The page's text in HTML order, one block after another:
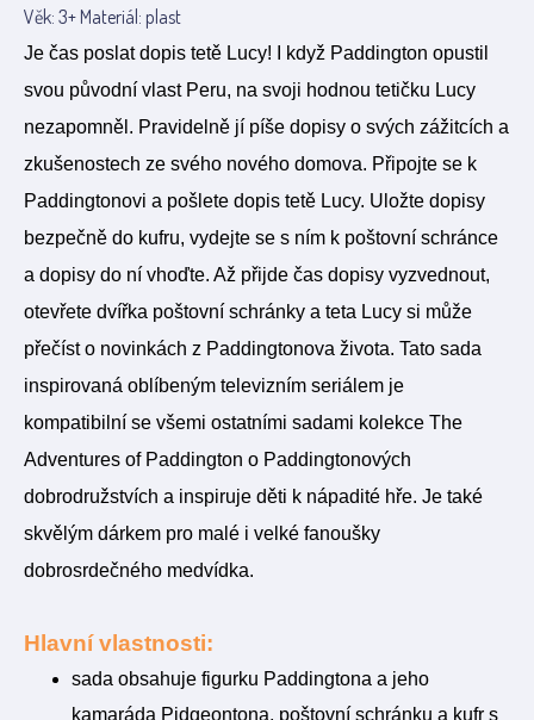
Věk: 3+ Materiál: plast
Je čas poslat dopis tetě Lucy! I když Paddington opustil
svou původní vlast Peru, na svoji hodnou tetičku Lucy
nezapomněl. Pravidelně jí píše dopisy o svých zážitcích a
zkušenostech ze svého nového domova. Připojte se k
Paddingtonovi a pošlete dopis tetě Lucy. Uložte dopisy
bezpečně do kufru, vydejte se s ním k poštovní schránce
a dopisy do ní vhoďte. Až přijde čas dopisy vyzvednout,
otevřete dvířka poštovní schránky a teta Lucy si může
přečíst o novinkách z Paddingtonova života. Tato sada
inspirovaná oblíbeným televizním seriálem je
kompatibilní se všemi ostatními sadami kolekce The
Adventures of Paddington o Paddingtonových
dobrodružstvích a inspiruje děti k nápadité hře. Je také
skvělým dárkem pro malé i velké fanoušky
dobrosrdečného medvídka.
Hlavní vlastnosti:
sada obsahuje figurku Paddingtona a jeho
kamaráda Pidgeontona, poštovní schránku a kufr s